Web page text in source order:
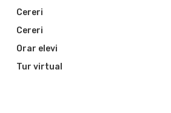
Cereri
Cereri
Orar elevi
Tur virtual